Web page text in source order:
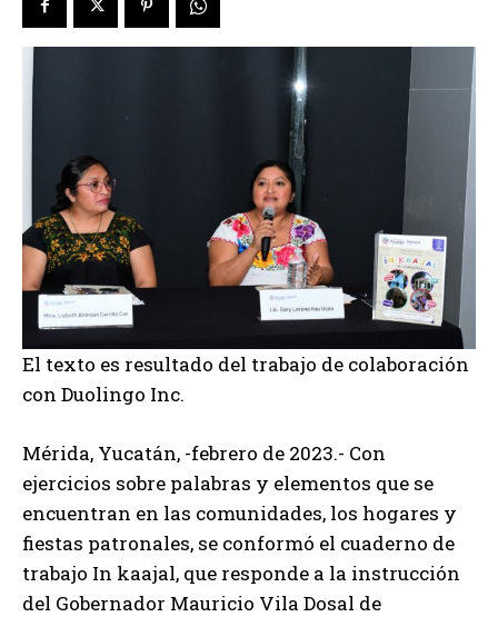
El texto es resultado del trabajo de colaboración
con Duolingo Inc.
Mérida, Yucatán, -febrero de 2023.- Con
ejercicios sobre palabras y elementos que se
encuentran en las comunidades, los hogares y
fiestas patronales, se conformó el cuaderno de
trabajo In kaajal, que responde a la instrucción
del Gobernador Mauricio Vila Dosal de